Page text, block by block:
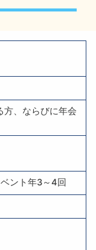
方、ならびに年会
ント年3～4回